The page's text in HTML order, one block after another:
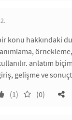
konu hakkındaki
anlatım
gelişme ve
(1)
(0)